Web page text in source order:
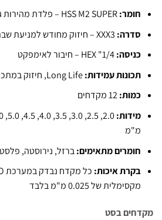
HSS M2 SUPER – פלדת מהירות גבוהה מחוזקת
XXX3 – חיזוק מחודש למניעת שבר
1/4" HEX – חיבור לאימפקט
עמידות:Long Life, חיזוק במתכת מחוזקת למניעת שבר
12 מקדחים
מתאימים:ברזל, נירוסטה, פלסטיק, עץ
איכות:
של 0.025 מ"מ בלבד
בסט